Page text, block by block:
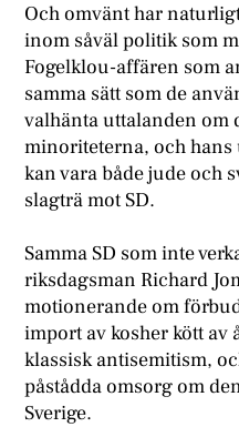
Och omvänt har
inom såväl politik som
Fogelklou-affären som
samma sätt som de
valhänta uttalanden om
minoriteterna, och
kan vara både jude och
slagträ mot SD.
Samma SD som inte
riksdagsman Richard
motionerande om
import av kosher kött av
klassisk antisemitism,
påstådda omsorg om
Sverige.